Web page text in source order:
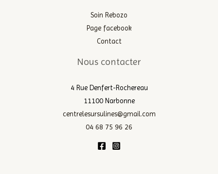
Soin Rebozo
Page facebook
Contact
Nous contacter
4 Rue Denfert-Rochereau
11100 Narbonne
centrelesursulines@gmail.com
04 68 75 96 26